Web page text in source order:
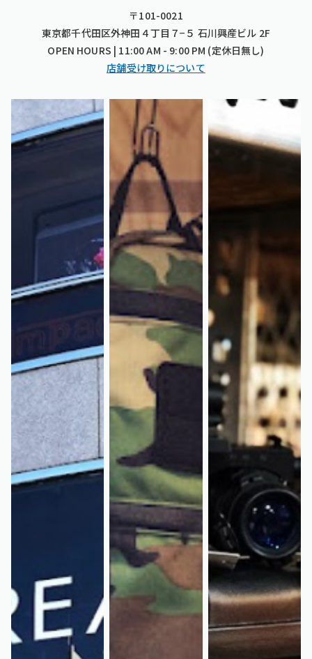
〒101-0021
東京都千代田区外神田４丁目７−５ 石川興産ビル 2F
OPEN HOURS | 11:00 AM - 9:00 PM (定休日無し)
店舗受け取りについて